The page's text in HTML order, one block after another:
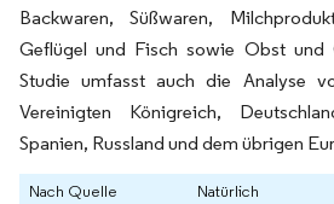
Backwaren, Süßwaren,
Geflügel und Fisch sowie Obst und
Studie umfasst auch die Analyse
Vereinigten Königreich,
Spanien, Russland und dem übrigen
Nach Quelle
Natürlich